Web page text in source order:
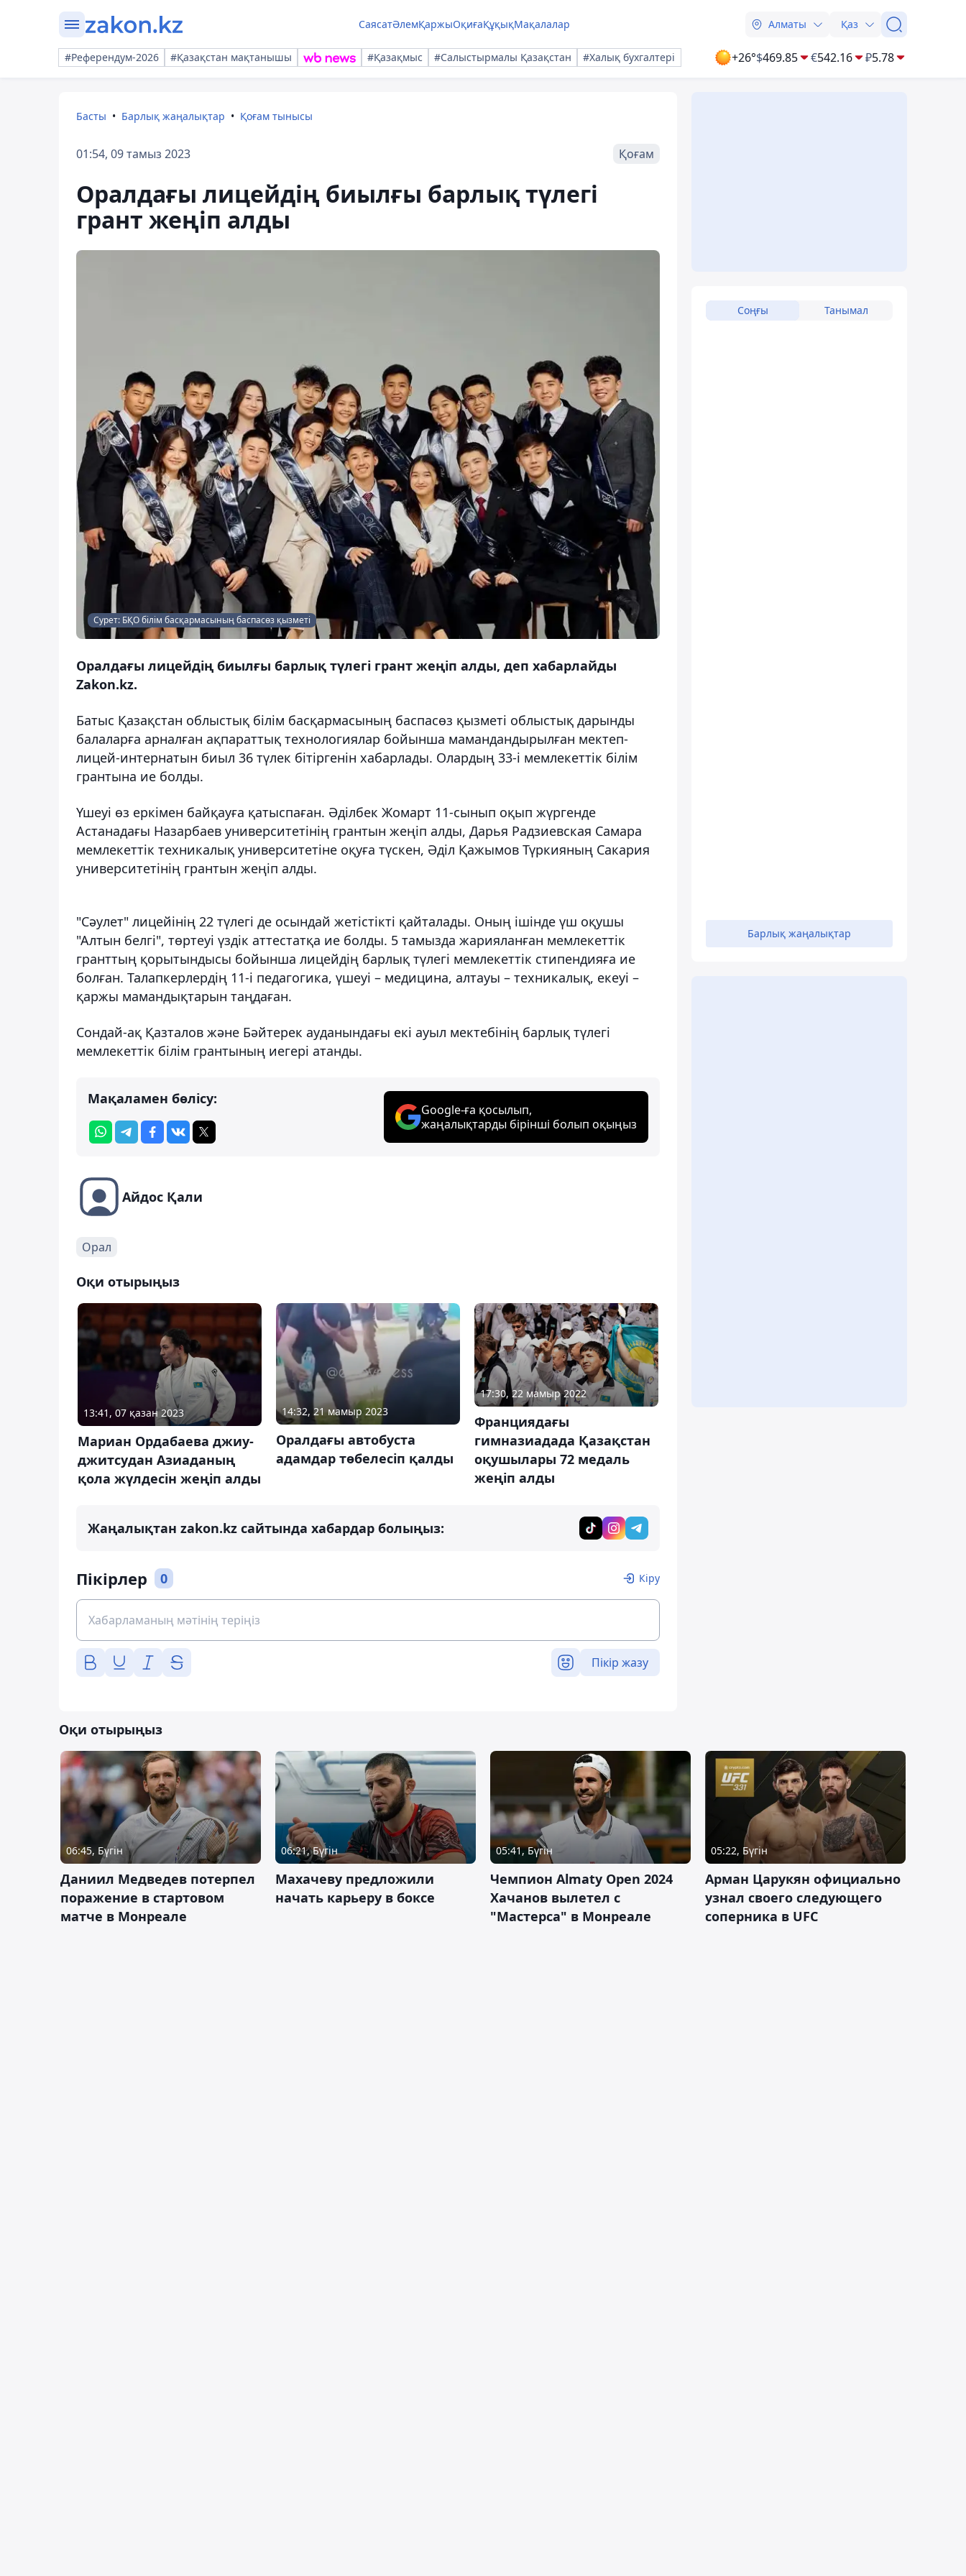
СаясатӘлемҚаржыОқиғаҚұқықМақалалар Алматы Қаз
#Референдум-2026 #Қазақстан мақтанышы #Қазақмыс #Салыстырмалы Қазақстан #Халық бухгалтері +26°$469.85 €542.16 ₽5.78
Басты Барлық жаңалықтар Қоғам тынысы
01:54, 09 тамыз 2023 Қоғам
Оралдағы лицейдің биылғы барлық түлегі
грант жеңіп алды
Сурет: БҚО білім басқармасының баспасөз қызметі
Оралдағы лицейдің биылғы барлық түлегі грант жеңіп алды, деп хабарлайды
Zakon.kz.
Батыс Қазақстан облыстық білім басқармасының баспасөз қызметі облыстық дарынды
балаларға арналған ақпараттық технологиялар бойынша мамандандырылған мектеп-
лицей-интернатын биыл 36 түлек бітіргенін хабарлады. Олардың 33-і мемлекеттік білім
грантына ие болды.
Үшеуі өз еркімен байқауға қатыспаған. Әділбек Жомарт 11-сынып оқып жүргенде
Астанадағы Назарбаев университетінің грантын жеңіп алды, Дарья Радзиевская Самара
мемлекеттік техникалық университетіне оқуға түскен, Әділ Қажымов Түркияның Сакария
университетінің грантын жеңіп алды.
"Сәулет" лицейінің 22 түлегі де осындай жетістікті қайталады. Оның ішінде үш оқушы
"Алтын белгі", төртеуі үздік аттестатқа ие болды. 5 тамызда жарияланған мемлекеттік
гранттың қорытындысы бойынша лицейдің барлық түлегі мемлекеттік стипендияға ие
болған. Талапкерлердің 11-і педагогика, үшеуі – медицина, алтауы – техникалық, екеуі –
қаржы мамандықтарын таңдаған.
Сондай-ақ Қазталов және Бәйтерек ауданындағы екі ауыл мектебінің барлық түлегі
мемлекеттік білім грантының иегері атанды.
Мақаламен бөлісу:
Google-ға қосылып,
жаңалықтарды бірінші болып оқыңыз
Айдос Қали
Орал
Оқи отырыңыз
13:41, 07 қазан 2023
Мариан Ордабаева джиу-
джитсудан Азиаданың
қола жүлдесін жеңіп алды
14:32, 21 мамыр 2023
Оралдағы автобуста
адамдар төбелесіп қалды
17:30, 22 мамыр 2022
Франциядағы
гимназиадада Қазақстан
оқушылары 72 медаль
жеңіп алды
Жаңалықтан zakon.kz сайтында хабардар болыңыз:
Пікірлер 0 Кіру
Пікір жазу
Соңғы Танымал
Барлық жаңалықтар
Оқи отырыңыз
06:45, Бүгін
Даниил Медведев потерпел
поражение в стартовом
матче в Монреале
06:21, Бүгін
Махачеву предложили
начать карьеру в боксе
05:41, Бүгін
Чемпион Almaty Open 2024
Хачанов вылетел с
"Мастерса" в Монреале
05:22, Бүгін
Арман Царукян официально
узнал своего следующего
соперника в UFC